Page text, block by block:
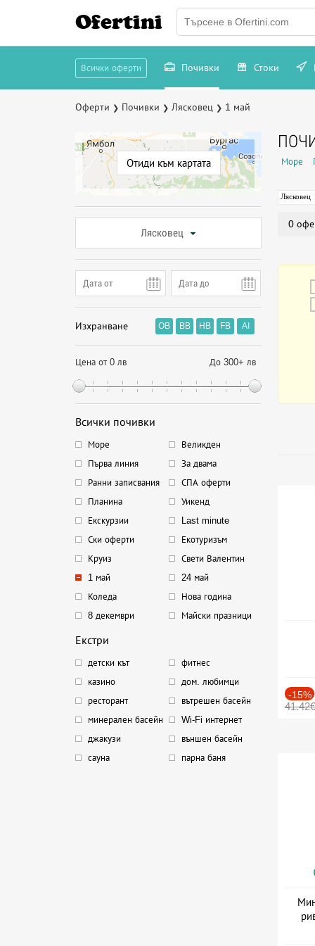
Ofertini
Всички оферти Почивки Стоки
Оферти ❯ Почивки ❯ Лясковец ❯ 1 май
Отиди към картата
Лясковец
Изхранване OB BB HB FB AI
Цена от 0 лв До 300+ лв
Всички почивки
Море
Великден
Първа линия
За двама
Ранни записвания
СПА оферти
Планина
Уикенд
Екскурзии
Last minute
Ски оферти
Екотуризъм
Круиз
Свети Валентин
1 май
24 май
Коледа
Нова година
8 декември
Майски празници
Екстри
детски кът
фитнес
казино
дом. любимци
ресторант
вътрешен басейн
минерален басейн
Wi-Fi интернет
джакузи
външен басейн
сауна
парна баня
Море
Лясковец
0
-15%
41.42€